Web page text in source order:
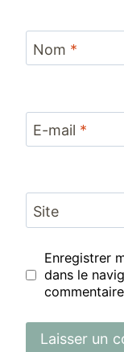
Nom *
E-mail *
Site
Enregistrer
dans le